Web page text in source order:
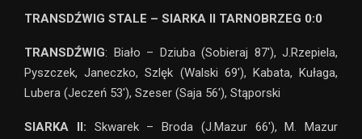
TRANSDŹWIG STALE – SIARKA II TARNOBRZEG 0:0
TRANSDŹWIG: Biało – Dziuba (Sobieraj 87′), J.Rzepiela,
Pyszczek, Janeczko, Szlęk (Walski 69′), Kabata, Kułaga,
Lubera (Jeczeń 53′), Szeser (Saja 56′), Stąporski
SIARKA II: Skwarek – Broda (J.Mazur 66′), M. Mazur